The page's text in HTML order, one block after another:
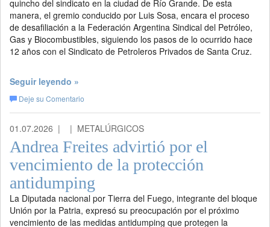
quincho del sindicato en la ciudad de Río Grande. De esta
manera, el gremio conducido por Luis Sosa, encara el proceso
de desafiliación a la Federación Argentina Sindical del Petróleo,
Gas y Biocombustibles, siguiendo los pasos de lo ocurrido hace
12 años con el Sindicato de Petroleros Privados de Santa Cruz.
Seguir leyendo »
Deje su Comentario
01.07.2026 | | METALÚRGICOS
Andrea Freites advirtió por el
vencimiento de la protección
antidumping
La Diputada nacional por Tierra del Fuego, integrante del bloque
Unión por la Patria, expresó su preocupación por el próximo
vencimiento de las medidas antidumping que protegen la